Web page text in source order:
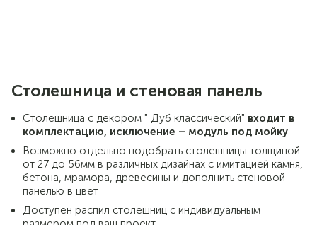
Столешница и стеновая панель
Столешница с декором " Дуб классический" входит в
комплектацию, исключение – модуль под мойку
Возможно отдельно подобрать столешницы толщиной
от 27 до 56мм в различных дизайнах с имитацией камня,
бетона, мрамора, древесины и дополнить стеновой
панелью в цвет
Доступен распил столешниц с индивидуальным